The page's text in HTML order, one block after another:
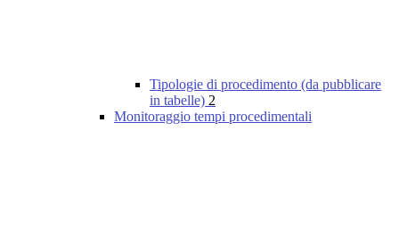
Tipologie di procedimento (da pubblicare
in tabelle) 2
Monitoraggio tempi procedimentali